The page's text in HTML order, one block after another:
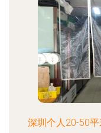
深圳个人20-50